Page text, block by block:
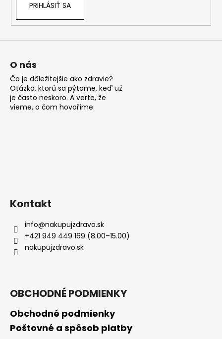
PRIHLÁSIŤ SA
O nás
Čo je dôležitejšie ako zdravie?
Otázka, ktorú sa pýtame, keď už
je často neskoro. A verte, že
vieme, o čom hovoříme.
Kontakt
info@nakupujzdravo.sk
+421 949 449 169 (8.00–15.00)
nakupujzdravo.sk
OBCHODNÉ PODMIENKY
Obchodné podmienky
Poštovné a spôsob platby